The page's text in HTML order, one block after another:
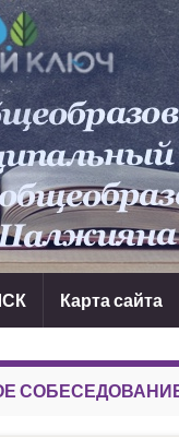
Карта сайта